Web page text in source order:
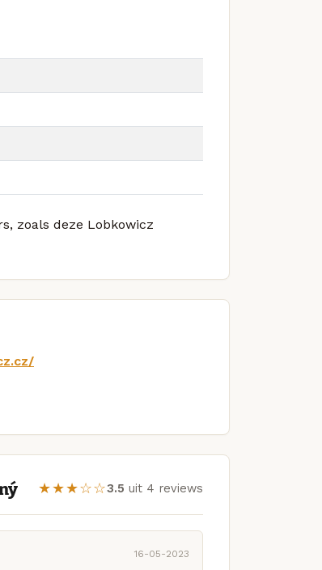
zoals deze Lobkowicz
★★★☆☆3.5 uit 4 reviews
16-05-2023